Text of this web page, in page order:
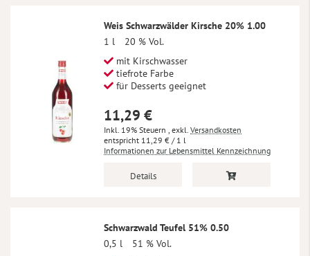
Weis Schwarzwälder Kirsche 20% 1.00
1 l
20 % Vol.
mit Kirschwasser
tiefrote Farbe
für Desserts geeignet
11,29 €
Inkl. 19% Steuern , exkl. Versandkosten
11,29 € / 1 l
Informationen zur Lebensmittel Kennzeichnung
Details
Schwarzwald Teufel 51% 0.50
0,5 l
51 % Vol.